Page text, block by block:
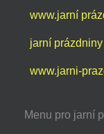
www.jarní
jarní
www.jarni-
Menu pro jarní